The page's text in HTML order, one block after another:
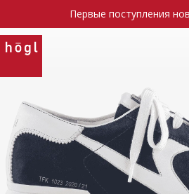
Первые поступления